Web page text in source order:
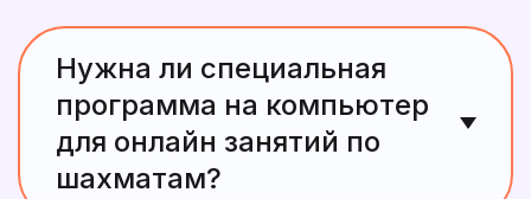
Нужна ли специальная
программа на компьютер
для онлайн занятий по
шахматам?